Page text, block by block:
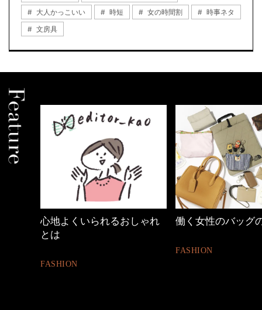
大人かっこいい
時短 女の時間割
時事ネタ
文房具
心地よくいられるおしゃれ
FASHION
働く女性のバッグの中
FASHION